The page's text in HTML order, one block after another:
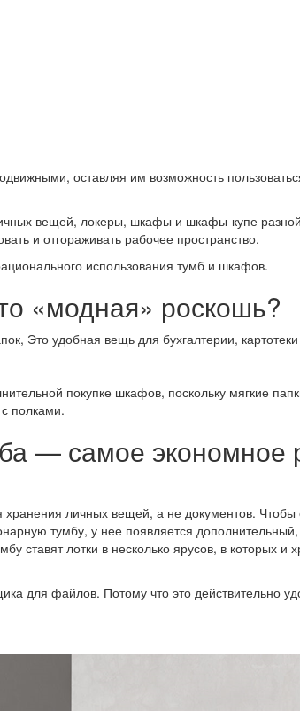
оставляя им возможность
вещей, локеры, шкафы и шкафы-купе
и отгораживать рабочее пространство.
использования тумб и шкафов.
«модная» роскошь?
Это удобная вещь для бухгалтерии, картотеки
покупке шкафов, поскольку мягкие
полками.
— самое экономное
личных вещей, а не документов.
тумбу, у нее появляется
ставят лотки в несколько ярусов, в которых
для файлов. Потому что это действительно